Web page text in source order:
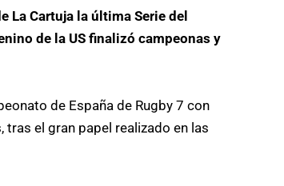
La Cartuja la última Serie del
de la US finalizó campeonas y
de España de Rugby 7 con
el gran papel realizado en las